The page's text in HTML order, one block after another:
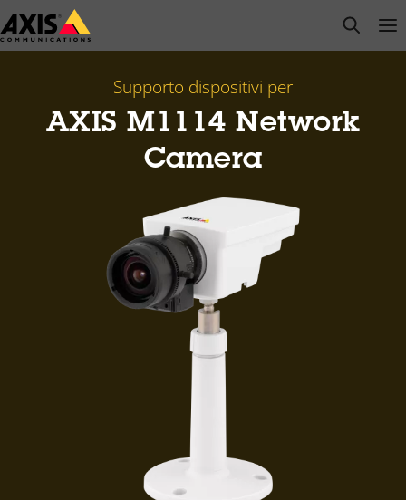
Salta
al
open
Supporto dispositivi per
AXIS M1114 Network
Camera